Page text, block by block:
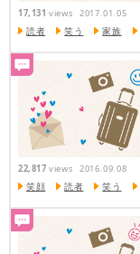
17,131 views 2017.01.05
読者 笑う 家族
22,817 views 2016.09.08
笑顔 読者 笑う